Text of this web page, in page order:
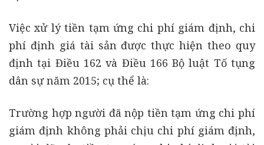
Việc xử lý tiền tạm ứng chi phí giám định, chi
phí định giá tài sản được thực hiện theo quy
định tại Điều 162 và Điều 166 Bộ luật Tố tụng
dân sự năm 2015; cụ thể là:
Trường hợp người đã nộp tiền tạm ứng chi phí
giám định không phải chịu chi phí giám định,